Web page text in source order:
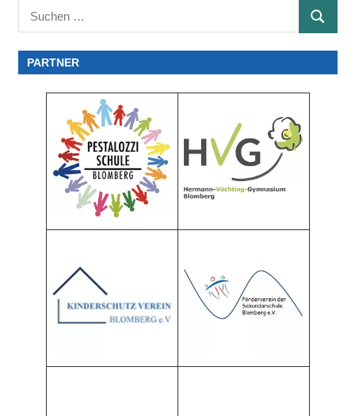
nach:
SUCHEN
PARTNER